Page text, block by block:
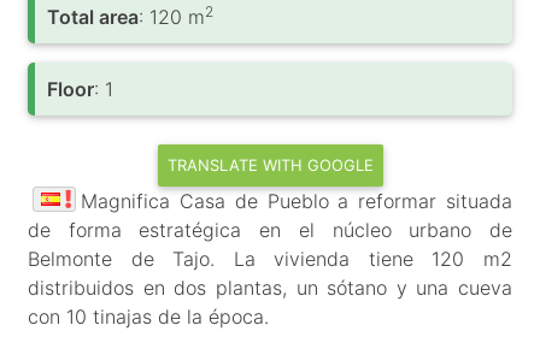
Total area: 120 m2
Floor: 1
TRANSLATE WITH GOOGLE
Magnifica Casa de Pueblo a reformar situada
de forma estratégica en el núcleo urbano de
Belmonte de Tajo. La vivienda tiene 120 m2
distribuidos en dos plantas, un sótano y una cueva
con 10 tinajas de la época.